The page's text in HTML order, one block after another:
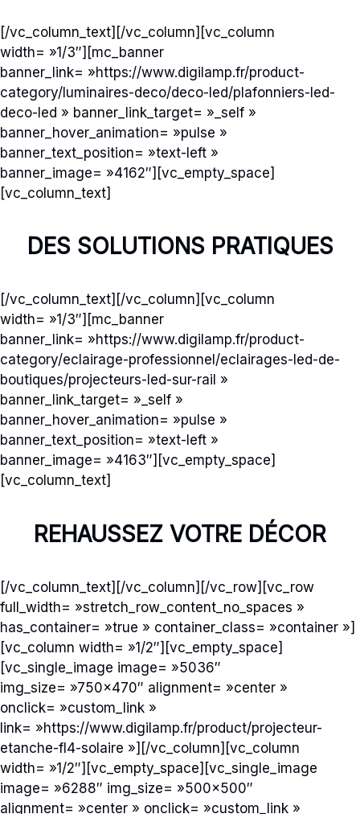
[/vc_column_text][/vc_column][vc_column
width= »1/3″][mc_banner
banner_link= »https://www.digilamp.fr/product-
category/luminaires-deco/deco-led/plafonniers-led-
deco-led » banner_link_target= »_self »
banner_hover_animation= »pulse »
banner_text_position= »text-left »
banner_image= »4162″][vc_empty_space]
[vc_column_text]
DES SOLUTIONS PRATIQUES
[/vc_column_text][/vc_column][vc_column
width= »1/3″][mc_banner
banner_link= »https://www.digilamp.fr/product-
category/eclairage-professionnel/eclairages-led-de-
boutiques/projecteurs-led-sur-rail »
banner_link_target= »_self »
banner_hover_animation= »pulse »
banner_text_position= »text-left »
banner_image= »4163″][vc_empty_space]
[vc_column_text]
REHAUSSEZ VOTRE DÉCOR
[/vc_column_text][/vc_column][/vc_row][vc_row
full_width= »stretch_row_content_no_spaces »
has_container= »true » container_class= »container »]
[vc_column width= »1/2″][vc_empty_space]
[vc_single_image image= »5036″
img_size= »750×470″ alignment= »center »
onclick= »custom_link »
link= »https://www.digilamp.fr/product/projecteur-
etanche-fl4-solaire »][/vc_column][vc_column
width= »1/2″][vc_empty_space][vc_single_image
image= »6288″ img_size= »500×500″
alignment= »center » onclick= »custom_link »